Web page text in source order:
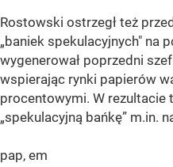
Rostowski ostrzegł też
„baniek spekulacyjnych" na
wygenerował poprzedni
wspierając rynki papierów
procentowymi. W rezultacie
„spekulacyjną bańkę” m.in.
pap, em